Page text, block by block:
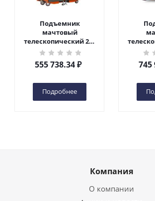
Подъемник
мачтовый
телескопический 200
кг 6 м TOR GTWY6-200S
DC 2-мачтовый
(автономный) (G) в
555 738.34₽
Подробнее
кг 10 м
200S
745
Компания
О компании